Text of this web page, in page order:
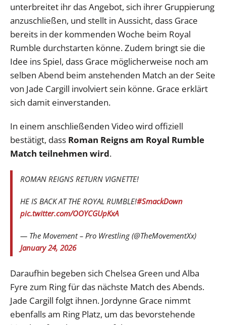
unterbreitet ihr das Angebot, sich ihrer Gruppierung
anzuschließen, und stellt in Aussicht, dass Grace
bereits in der kommenden Woche beim Royal
Rumble durchstarten könne. Zudem bringt sie die
Idee ins Spiel, dass Grace möglicherweise noch am
selben Abend beim anstehenden Match an der Seite
von Jade Cargill involviert sein könne. Grace erklärt
sich damit einverstanden.
In einem anschließenden Video wird offiziell
bestätigt, dass Roman Reigns am Royal Rumble
Match teilnehmen wird.
ROMAN REIGNS RETURN VIGNETTE!
HE IS BACK AT THE ROYAL RUMBLE!#SmackDown
pic.twitter.com/OOYCGUpKxA
— The Movement – Pro Wrestling (@TheMovementXx)
January 24, 2026
Daraufhin begeben sich Chelsea Green und Alba
Fyre zum Ring für das nächste Match des Abends.
Jade Cargill folgt ihnen. Jordynne Grace nimmt
ebenfalls am Ring Platz, um das bevorstehende